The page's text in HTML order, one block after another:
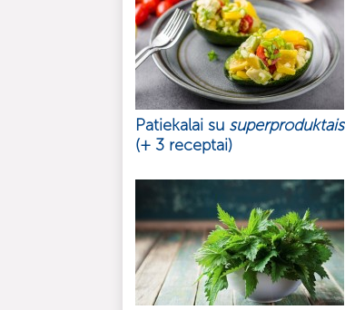
Patiekalai su superproduktais
(+ 3 receptai)